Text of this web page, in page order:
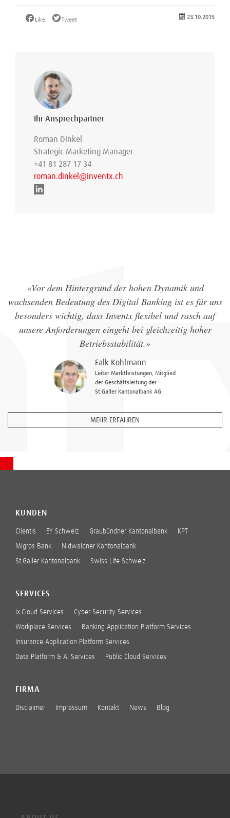
Like Tweet 23.10.2015
Ihr Ansprechpartner
Roman Dinkel
Strategic Marketing Manager
+41 81 287 17 34
roman.dinkel@inventx.ch
«Vor dem Hintergrund der hohen Dynamik und
wachsenden Bedeutung des Digital Banking ist es für uns
besonders wichtig, dass Inventx flexibel und rasch auf
unsere Anforderungen eingeht bei gleichzeitig hoher
Betriebsstabilität.»
Falk Kohlmann
Leiter Marktleistungen, Mitglied
der Geschäftsleitung der
St.Galler Kantonalbank AG
MEHR ERFAHREN
KUNDEN
Clientis EY Schweiz Graubündner Kantonalbank KPT
Migros Bank Nidwaldner Kantonalbank
St.Galler Kantonalbank Swiss Life Schweiz
SERVICES
ix.Cloud Services Cyber Security Services
Workplace Services Banking Application Platform Services
Insurance Application Platform Services
Data Platform & AI Services Public Cloud Services
FIRMA
Disclaimer Impressum Kontakt News Blog